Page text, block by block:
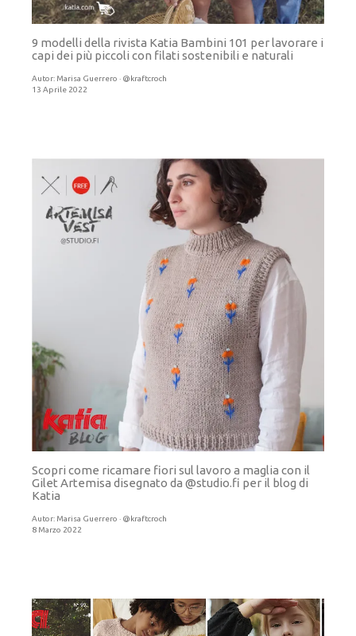
9 modelli della rivista Katia Bambini 101 per lavorare i
capi dei più piccoli con filati sostenibili e naturali
Autor: Marisa Guerrero · @kraftcroch
13 Aprile 2022
Scopri come ricamare fiori sul lavoro a maglia con il
Gilet Artemisa disegnato da @studio.fi per il blog di
Katia
Autor: Marisa Guerrero · @kraftcroch
8 Marzo 2022